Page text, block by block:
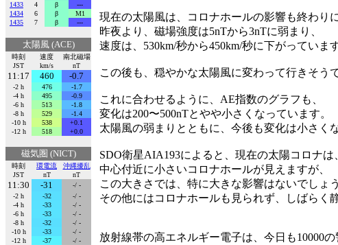
1433
4 β
---
1434
6 β
M1
1435
7 β ---
太陽風 (ACE)
時刻
JST
速度
km/s
南北磁場
nT
11:17 460 -0.7
-2 h 476
-1.7
-4 h
495
-0.9
-6 h
513
-1.8
-8 h
529
-1.4
-10 h
538
+0.1
-12 h
518 +0.0
磁気圏 (NICT)
時刻
JST
環電流
nT
沖縄擾乱
nT
11:30 -31
-/ -
-2 h
-32
-/ -
-4 h
-33
-/ -
-6 h
-33
-/ -
-8 h
-32
-/ -
-10 h
-33
-/ -
-12 h
-37 -/ -
現在の太陽風は、コロナホールの影響も終わり
昨夜より、磁場強度は5nTから3nTに弱まり、
速度は、530km/秒から450km/秒に下がっています
この後も、穏やかな太陽風に変わって行きそうで
これに合わせるように、AE指数のグラフも、
変化は200〜500nTとやや小さくなっています。
太陽風の弱まりとともに、今後も変化は小さく
SDO衛星AIA193によると、現在の太陽コロナは
中心付近に小さいコロナホールが見えますが、
この大きさでは、特に大きな影響はないでしょう
その他にはコロナホールも見られず、しばらく
放射線帯の高エネルギー電子は、今日も10000